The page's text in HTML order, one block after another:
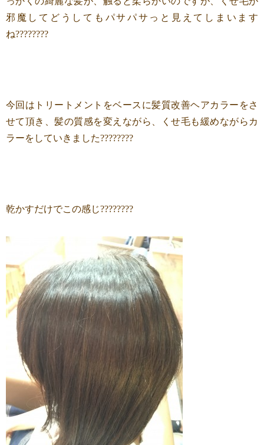
邪魔してどうしてもパサパサっと見えてしまいます
ね????????
今回はトリートメントをベースに髪質改善ヘアカラーをさ
せて頂き、髪の質感を変えながら、くせ毛も緩めながらカ
ラーをしていきました????????
乾かすだけでこの感じ????????